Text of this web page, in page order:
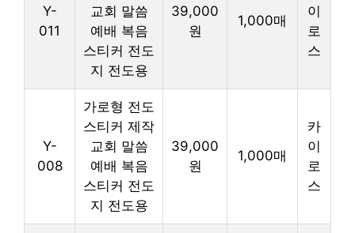
Y-
011
교회 말씀
예배 복음
스티커 전도
지 전도용
39,000
원
1,000매
이
로
스
Y-
008
가로형 전도
스티커 제작
교회 말씀
예배 복음
스티커 전도
지 전도용
39,000
원
1,000매
카
이
로
스